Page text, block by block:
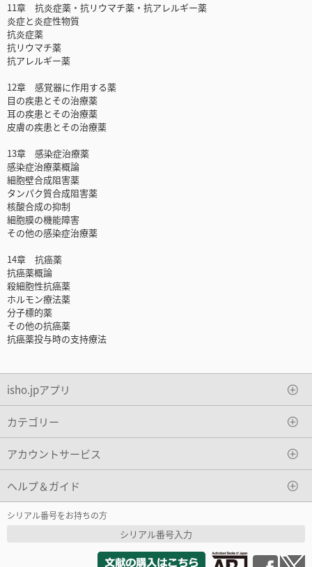
11章 抗炎症薬・抗リウマチ薬・抗アレルギー薬
炎症と炎症性物質
抗炎症薬
抗リウマチ薬
抗アレルギー薬
12章 感覚器に作用する薬
目の疾患とその治療薬
耳の疾患とその治療薬
皮膚の疾患とその治療薬
13章 感染症治療薬
感染症治療薬概論
細胞壁合成阻害薬
タンパク質合成阻害薬
核酸合成の抑制
細胞膜の機能障害
その他の感染症治療薬
14章 抗癌薬
抗癌薬概論
殺細胞性抗癌薬
ホルモン療法薬
分子標的薬
その他の抗癌薬
抗癌薬投与時の支持療法
isho.jpアプリ
カテゴリー
アカウントサービス
ヘルプ＆ガイド
シリアル番号をお持ちの方
シリアル番号入力